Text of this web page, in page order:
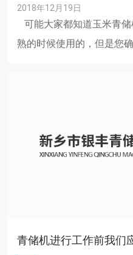
2018年12月19日
可能大家都知道玉米青
熟的时候使用的，但是您